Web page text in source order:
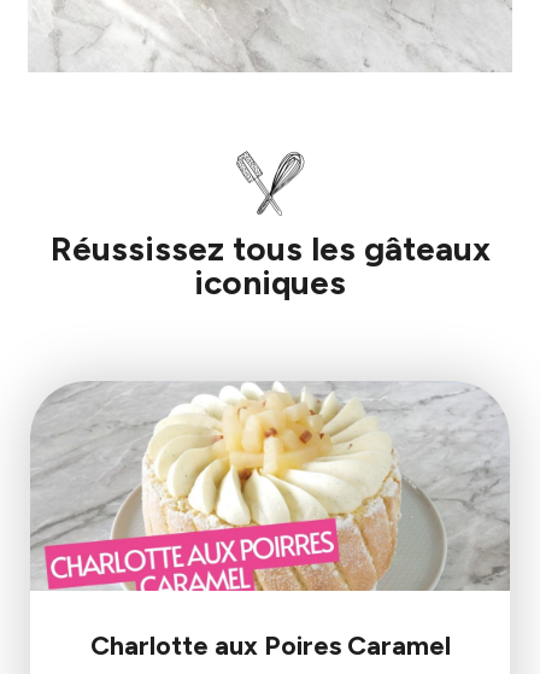
Réussissez tous les gâteaux
iconiques
Charlotte aux Poires Caramel